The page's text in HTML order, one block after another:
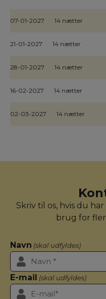
07-01-2027 14 nætter
21-01-2027 14 nætter
28-01-2027 14 nætter
16-02-2027 14 nætter
02-03-2027 14 nætter
Skriv til os, hvis du
brug for
Navn (skal udfyldes)
E-mail (skal udfyldes)